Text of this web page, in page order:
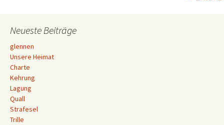
Navigation
Neueste Beiträge
glennen
Unsere Heimat
Charte
Kehrung
Lagung
Quall
Strafesel
Trille